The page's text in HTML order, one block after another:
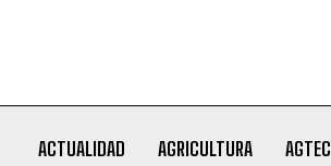
ACTUALIDAD AGRICULTURA